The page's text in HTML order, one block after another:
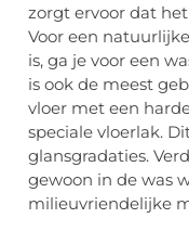
zorgt ervoor dat
Voor een
is, ga je voor een
is ook de meest
vloer met een
speciale vloerlak.
glansgradaties.
gewoon in de was
milieuvriendelijke